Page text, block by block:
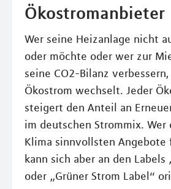
Ökostromanbieter
Wer seine Heizanlage nicht
oder möchte oder wer zur
seine CO2-Bilanz
Ökostrom wechselt. Jeder
steigert den Anteil an
im deutschen Strommix. Wer
Klima sinnvollsten Angebote
kann sich aber an den Labels
oder „Grüner Strom Label“